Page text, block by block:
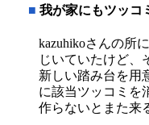
■ 我が家にもツッコ
kazuhikoさんの所
じいていたけど、
新しい踏み台を用
に該当ツッコミを
作らないとまた来